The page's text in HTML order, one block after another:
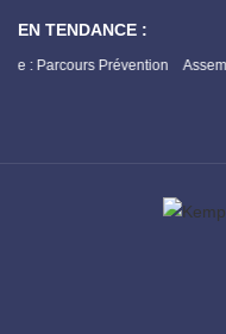
EN TENDANCE :
Prévention Assemblée